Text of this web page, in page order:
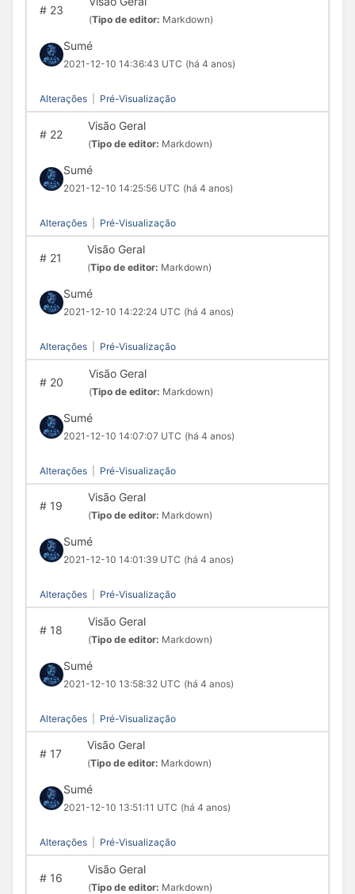
#23
(Tipo de editor: Markdown)
Sumé
2021-12-10 14:36:43 UTC (há 4 anos)
Alterações Pré-Visualização
#22
Visão Geral
(Tipo de editor: Markdown)
Sumé
2021-12-10 14:25:56 UTC (há 4 anos)
Alterações Pré-Visualização
#21
Visão Geral
(Tipo de editor: Markdown)
Sumé
2021-12-10 14:22:24 UTC (há 4 anos)
Alterações Pré-Visualização
#20
Visão Geral
(Tipo de editor: Markdown)
Sumé
2021-12-10 14:07:07 UTC (há 4 anos)
Alterações Pré-Visualização
#19
Visão Geral
(Tipo de editor: Markdown)
Sumé
2021-12-10 14:01:39 UTC (há 4 anos)
Alterações Pré-Visualização
#18
Visão Geral
(Tipo de editor: Markdown)
Sumé
2021-12-10 13:58:32 UTC (há 4 anos)
Alterações Pré-Visualização
#17
Visão Geral
(Tipo de editor: Markdown)
Sumé
2021-12-10 13:51:11 UTC (há 4 anos)
Alterações Pré-Visualização
#16
Visão Geral
(Tipo de editor: Markdown)